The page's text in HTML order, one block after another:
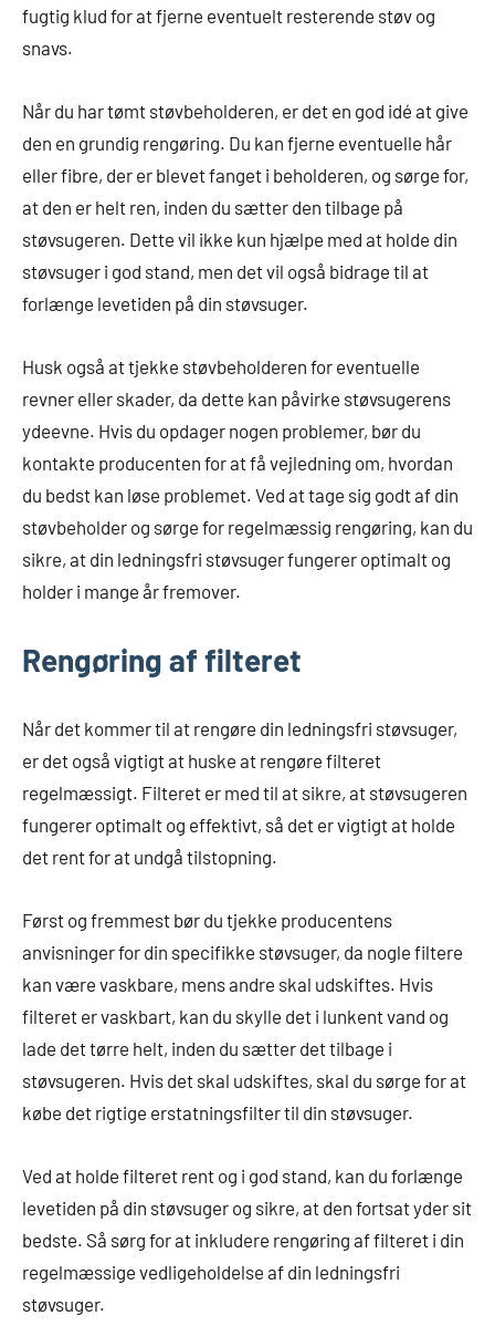
fugtig klud for at fjerne eventuelt resterende støv og
snavs.
Når du har tømt støvbeholderen, er det en god idé at give
den en grundig rengøring. Du kan fjerne eventuelle hår
eller fibre, der er blevet fanget i beholderen, og sørge for,
at den er helt ren, inden du sætter den tilbage på
støvsugeren. Dette vil ikke kun hjælpe med at holde din
støvsuger i god stand, men det vil også bidrage til at
forlænge levetiden på din støvsuger.
Husk også at tjekke støvbeholderen for eventuelle
revner eller skader, da dette kan påvirke støvsugerens
ydeevne. Hvis du opdager nogen problemer, bør du
kontakte producenten for at få vejledning om, hvordan
du bedst kan løse problemet. Ved at tage sig godt af din
støvbeholder og sørge for regelmæssig rengøring, kan du
sikre, at din ledningsfri støvsuger fungerer optimalt og
holder i mange år fremover.
Rengøring af filteret
Når det kommer til at rengøre din ledningsfri støvsuger,
er det også vigtigt at huske at rengøre filteret
regelmæssigt. Filteret er med til at sikre, at støvsugeren
fungerer optimalt og effektivt, så det er vigtigt at holde
det rent for at undgå tilstopning.
Først og fremmest bør du tjekke producentens
anvisninger for din specifikke støvsuger, da nogle filtere
kan være vaskbare, mens andre skal udskiftes. Hvis
filteret er vaskbart, kan du skylle det i lunkent vand og
lade det tørre helt, inden du sætter det tilbage i
støvsugeren. Hvis det skal udskiftes, skal du sørge for at
købe det rigtige erstatningsfilter til din støvsuger.
Ved at holde filteret rent og i god stand, kan du forlænge
levetiden på din støvsuger og sikre, at den fortsat yder sit
bedste. Så sørg for at inkludere rengøring af filteret i din
regelmæssige vedligeholdelse af din ledningsfri
støvsuger.